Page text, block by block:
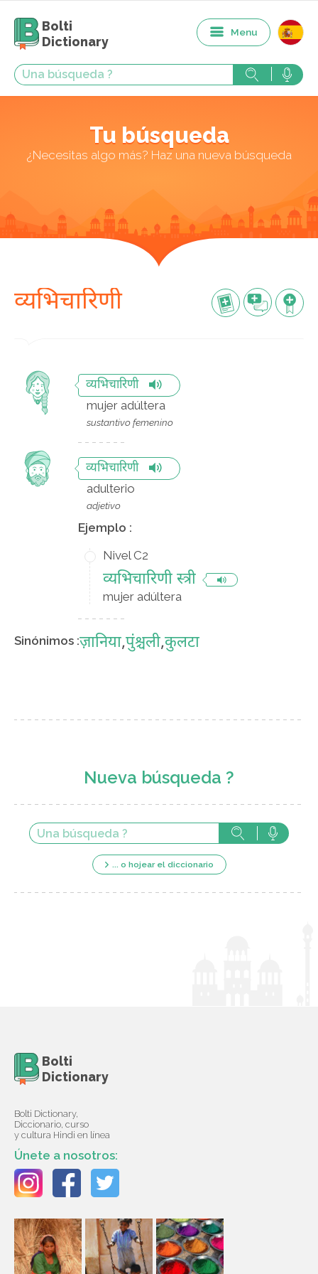
Bolti
Dictionary
Menu
Tu búsqueda
¿Necesitas algo más? Haz una nueva búsqueda
व्यभिचारिणी
व्यभिचारिणी
mujer adúltera
sustantivo femenino
व्यभिचारिणी
adulterio
adjetivo
Ejemplo :
Nivel C2
व्यभिचारिणी स्त्री
mujer adúltera
Sinónimos :ज़ानिया,पुंश्चली,कुलटा
Nueva búsqueda ?
... o hojear el diccionario
Bolti
Dictionary
Bolti Dictionary,
Diccionario, curso
y cultura Hindi en línea
Únete a nosotros: